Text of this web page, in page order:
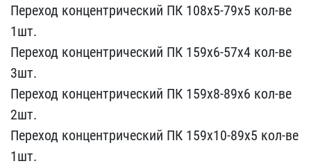
Переход концент​рический ПК 108х5-79х5 к​ол-ве
1шт.
Переход конце​нтрический ПК 159х6-57х4​ кол-ве
3шт.
Переход кон​центрический ПК 159х8-89​х6 кол-ве
2шт.
Переход к​онцентрический ПК 159х10​-89х5 кол-ве
1шт.